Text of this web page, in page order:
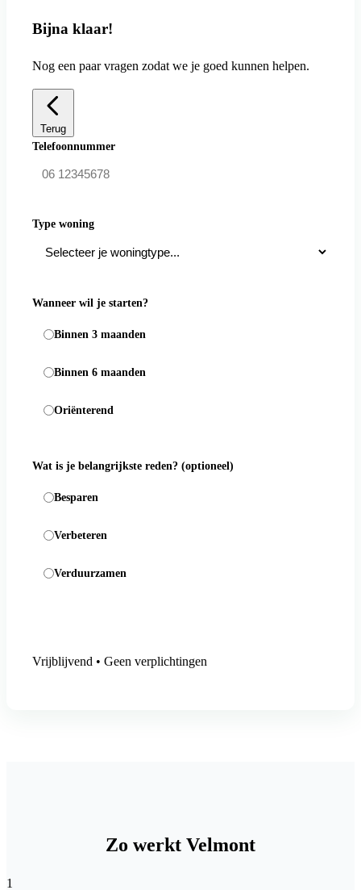
Bijna klaar!
Nog een paar vragen zodat we je goed kunnen helpen.
Terug
Telefoonnummer
Type woning
Wanneer wil je starten?
Binnen 3 maanden
Binnen 6 maanden
Oriënterend
Wat is je belangrijkste reden? (optioneel)
Besparen
Verbeteren
Verduurzamen
Vrijblijvend • Geen verplichtingen
Zo werkt Velmont
1